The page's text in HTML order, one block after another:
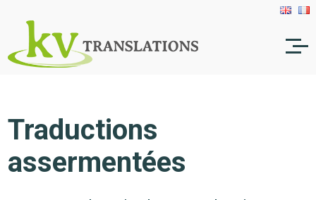
Traductions
assermentées